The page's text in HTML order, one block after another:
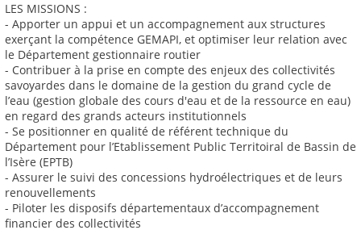
LES MISSIONS :
- Apporter un appui et un accompagnement aux structures
exerçant la compétence GEMAPI, et optimiser leur relation avec
le Département gestionnaire routier
- Contribuer à la prise en compte des enjeux des collectivités
savoyardes dans le domaine de la gestion du grand cycle de
l’eau (gestion globale des cours d'eau et de la ressource en eau)
en regard des grands acteurs institutionnels
- Se positionner en qualité de référent technique du
Département pour l’Etablissement Public Territoiral de Bassin de
l’Isère (EPTB)
- Assurer le suivi des concessions hydroélectriques et de leurs
renouvellements
- Piloter les disposifs départementaux d’accompagnement
financier des collectivités